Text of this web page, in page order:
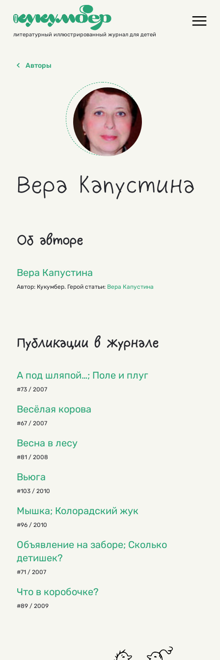
contentлитературный иллюстрированный журнал для детей
Авторы
Вера Капустина
Об авторе
Вера Капустина
Автор: Кукумбер. Герой статьи: Вера Капустина
Публикации в журнале
А под шляпой…; Поле и плуг
#73 / 2007
Весёлая корова
#67 / 2007
Весна в лесу
#81 / 2008
Вьюга
#103 / 2010
Мышка; Колорадский жук
#96 / 2010
Объявление на заборе; Сколько
детишек?
#71 / 2007
Что в коробочке?
#89 / 2009